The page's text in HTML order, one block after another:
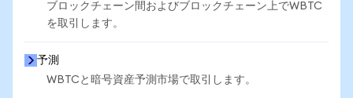
ブロックチェーン間およびブロックチェーン上でWBTC
を取引します。
予測
WBTCと暗号資産予測市場で取引します。